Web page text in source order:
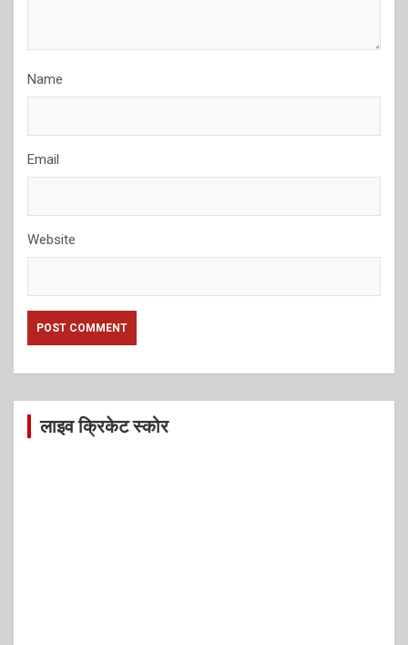
Name
Email
Website
लाइव क्रिकेट स्कोर